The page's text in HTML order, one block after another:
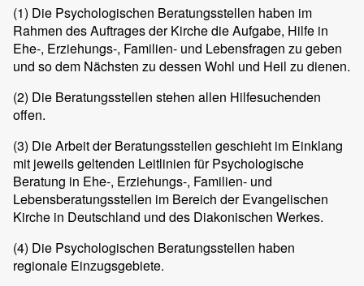
(1) Die Psychologischen Beratungsstellen haben im
Rahmen des Auftrages der Kirche die Aufgabe, Hilfe in
Ehe-, Erziehungs-, Familien- und Lebensfragen zu geben
und so dem Nächsten zu dessen Wohl und Heil zu dienen.
(2) Die Beratungsstellen stehen allen Hilfesuchenden
offen.
(3) Die Arbeit der Beratungsstellen geschieht im Einklang
mit jeweils geltenden Leitlinien für Psychologische
Beratung in Ehe-, Erziehungs-, Familien- und
Lebensberatungsstellen im Bereich der Evangelischen
Kirche in Deutschland und des Diakonischen Werkes.
(4) Die Psychologischen Beratungsstellen haben
regionale Einzugsgebiete.